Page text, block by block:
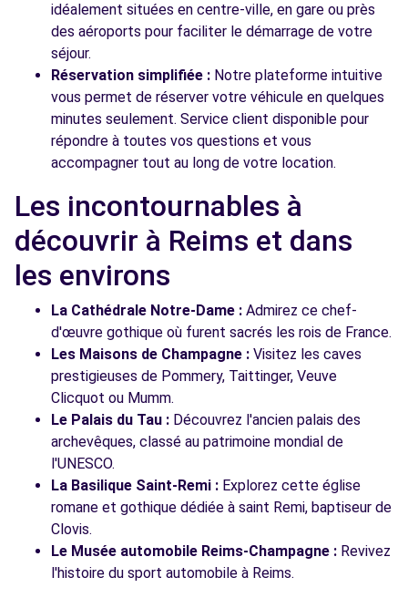
idéalement situées en centre-ville, en gare ou près
des aéroports pour faciliter le démarrage de votre
séjour.
Réservation simplifiée : Notre plateforme intuitive
vous permet de réserver votre véhicule en quelques
minutes seulement. Service client disponible pour
répondre à toutes vos questions et vous
accompagner tout au long de votre location.
Les incontournables à
découvrir à Reims et dans
les environs
La Cathédrale Notre-Dame : Admirez ce chef-
d'œuvre gothique où furent sacrés les rois de France.
Les Maisons de Champagne : Visitez les caves
prestigieuses de Pommery, Taittinger, Veuve
Clicquot ou Mumm.
Le Palais du Tau : Découvrez l'ancien palais des
archevêques, classé au patrimoine mondial de
l'UNESCO.
La Basilique Saint-Remi : Explorez cette église
romane et gothique dédiée à saint Remi, baptiseur de
Clovis.
Le Musée automobile Reims-Champagne : Revivez
l'histoire du sport automobile à Reims.